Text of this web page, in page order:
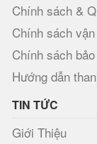
Chính sách &
Chính sách
Chính sách
Hướng dẫn
TIN TỨC
Giới Thiệu